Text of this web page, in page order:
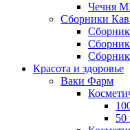
Чечня
Сборники
Красота и здоровье
Ваки Фарм
50